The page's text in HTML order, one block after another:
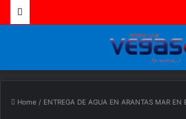
Home / ENTREGA DE AGUA EN ARANTAS MAR EN